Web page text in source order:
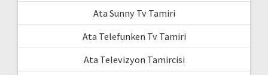
Ata Sunny Tv Tamiri
Ata Telefunken Tv Tamiri
Ata Televizyon Tamircisi